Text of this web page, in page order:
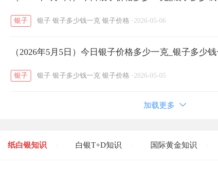
银子 银子 银子多少钱一克 银子价格 · 2026-05-06
（2026年5月5日）今日银子价格多少一克_银子多少
银子 银子 银子多少钱一克 银子价格 · 2026-05-05
加载更多
纸白银知识 白银T+D知识 国际黄金知识